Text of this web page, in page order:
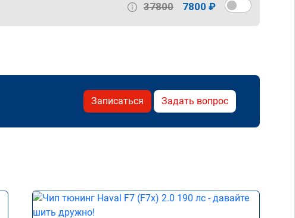
37800 7800 ₽
Записаться Задать вопрос